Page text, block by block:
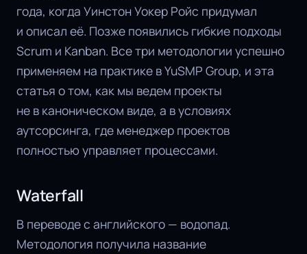
года, когда Уинстон Уокер Ройс придумал
и описал её. Позже появились гибкие подходы
Scrum и Kanban. Все три методологии успешно
применяем на практике в YuSMP Group, и эта
статья о том, как мы ведем проекты
не в каноническом виде, а в условиях
аутсорсинга, где менеджер проектов
полностью управляет процессами.
Waterfall
В переводе с английского — водопад.
Методология получила название